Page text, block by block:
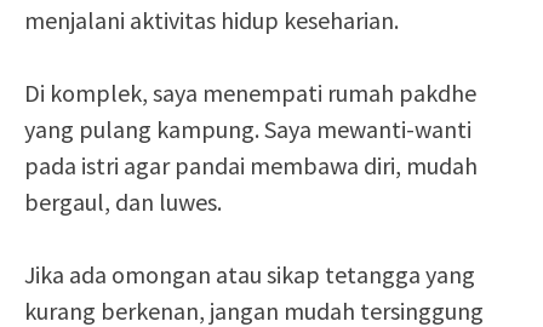
menjalani aktivitas hidup keseharian.
Di komplek, saya menempati rumah pakdhe
yang pulang kampung. Saya mewanti-wanti
pada istri agar pandai membawa diri, mudah
bergaul, dan luwes.
Jika ada omongan atau sikap tetangga yang
kurang berkenan, jangan mudah tersinggung